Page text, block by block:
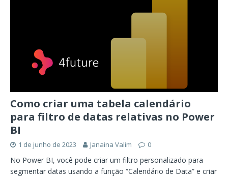
Como criar uma tabela calendário
para filtro de datas relativas no Power
BI
1 de junho de 2023 Janaina Valim 0
No Power BI, você pode criar um filtro personalizado para
segmentar datas usando a função “Calendário de Data” e criar